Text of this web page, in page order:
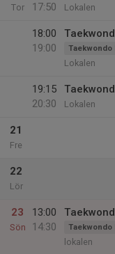
Tor
17:50
Lokalen
18:00
19:00
Taekwondo
Lokalen
19:15
20:30
Lokalen
21
Fre
22
Lör
23
Sön
13:00
14:30
Taekwondo
lokalen